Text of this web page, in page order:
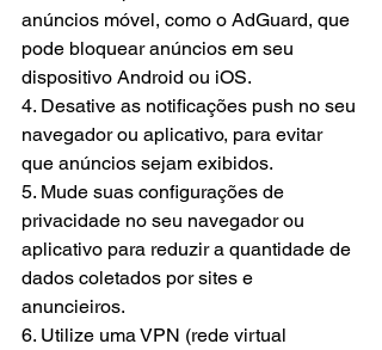
anúncios móvel, como o AdGuard, que
pode bloquear anúncios em seu
dispositivo Android ou iOS.
4. Desative as notificações push no seu
navegador ou aplicativo, para evitar
que anúncios sejam exibidos.
5. Mude suas configurações de
privacidade no seu navegador ou
aplicativo para reduzir a quantidade de
dados coletados por sites e
anuncieiros.
6. Utilize uma VPN (rede virtual